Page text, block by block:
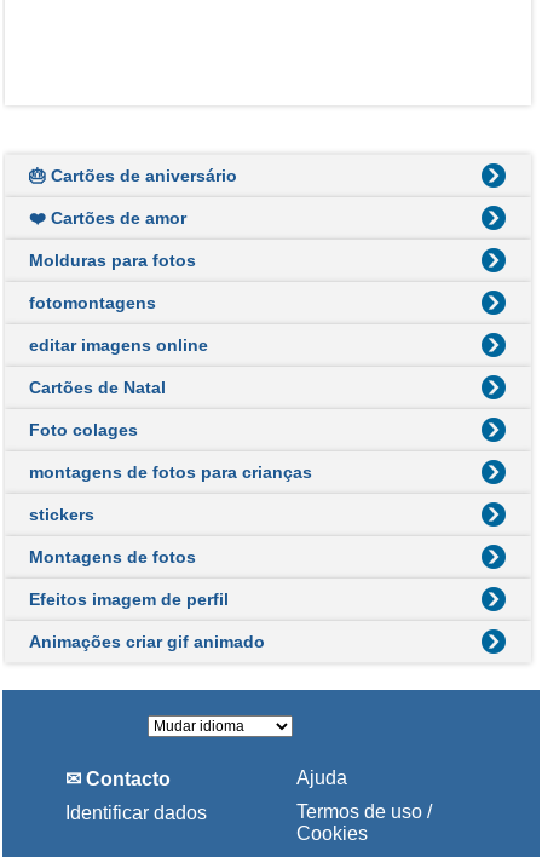
🎂 Cartões de aniversário
❤️ Cartões de amor
Molduras para fotos
fotomontagens
editar imagens online
Cartões de Natal
Foto colages
montagens de fotos para crianças
stickers
Montagens de fotos
Efeitos imagem de perfil
Animações criar gif animado
✉ Contacto
Identificar dados
Ajuda
Termos de uso /
Cookies